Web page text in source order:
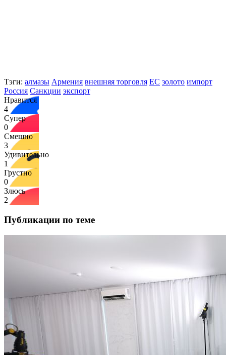
Тэги: алмазы Армения внешняя торговля ЕС золото импорт
Россия Санкции экспорт
Нравится
4
Супер
0
Смешно
3
Удивительно
1
Грустно
0
Злюсь
2
Публикации по теме